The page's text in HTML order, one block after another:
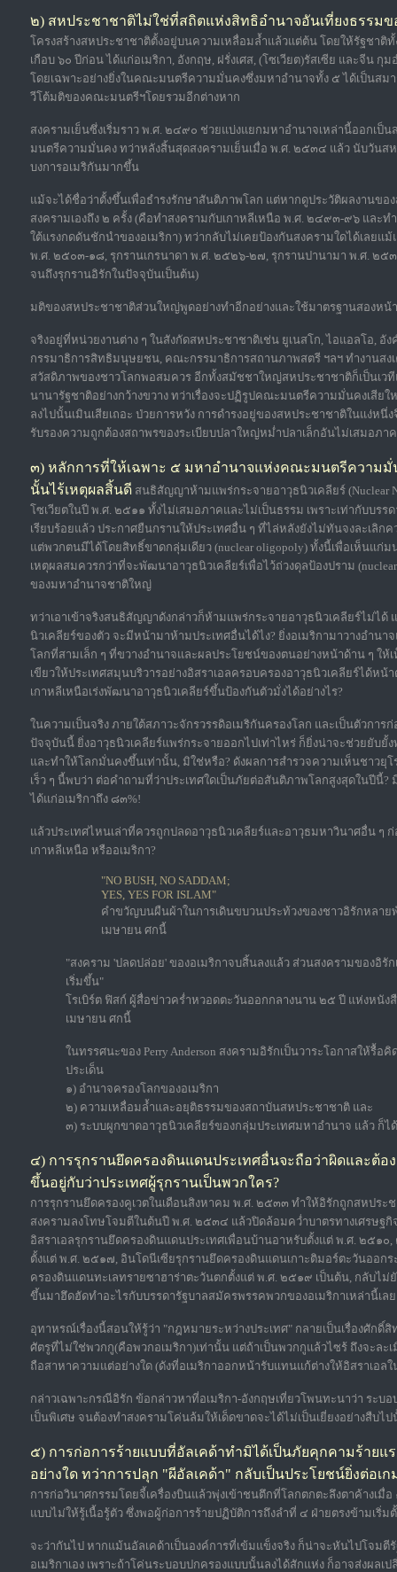
๒) สหประชาชาติไม่ใช่ที่สถิตแห่งสิทธิอำนาจอันเที่ยงธรรมข
โครงสร้างสหประชาชาติตั้งอยู่บนความเหลื่อมล้ำแล้วแต่ต้น โดยให้รัฐชาติ
เกือบ ๖๐ ปีก่อน ได้แก่อเมริกา, อังกฤษ, ฝรั่งเศส, (โซเวียต)รัสเซีย และจีน
โดยเฉพาะอย่างยิ่งในคณะมนตรีความมั่นคงซึ่งมหาอำนาจทั้ง ๕ ได้เป็นส
วีโต้มติของคณะมนตรีฯโดยรวมอีกต่างหาก
สงครามเย็นซึ่งเริ่มราว พ.ศ. ๒๔๙๐ ช่วยแบ่งแยกมหาอำนาจเหล่านี้ออกเป็
มนตรีความมั่นคง ทว่าหลังสิ้นสุดสงครามเย็นเมื่อ พ.ศ. ๒๕๓๔ แล้ว นับวันส
บงการอเมริกันมากขึ้น
แม้จะได้ชื่อว่าตั้งขึ้นเพื่อธำรงรักษาสันติภาพโลก แต่หากดูประวัติผลงานขอ
สงครามเองถึง ๒ ครั้ง (คือทำสงครามกับเกาหลีเหนือ พ.ศ. ๒๔๙๓-๙๖ และ
ใต้แรงกดดันชักนำของอเมริกา) ทว่ากลับไม่เคยป้องกันสงครามใดได้เลยแ
พ.ศ. ๒๕๐๓-๑๘, รุกรานเกรนาดา พ.ศ. ๒๕๒๖-๒๗, รุกรานปานามา พ.ศ. ๒๕
จนถึงรุกรานอิรักในปัจจุบันเป็นต้น)
มติของสหประชาชาติส่วนใหญ่พูดอย่างทำอีกอย่างและใช้มาตรฐานสองหน้
จริงอยู่ที่หน่วยงานต่าง ๆ ในสังกัดสหประชาชาติเช่น ยูเนสโก, ไอแอลโอ,
กรรมาธิการสิทธิมนุษยชน, คณะกรรมาธิการสถานภาพสตรี ฯลฯ ทำงานสง
สวัสดิภาพของชาวโลกพอสมควร อีกทั้งสมัชชาใหญ่สหประชาชาติก็เป็นเว
นานารัฐชาติอย่างกว้างขวาง ทว่าเรื่องจะปฏิรูปคณะมนตรีความมั่นคงเสีย
ลงไปนั้นเมินเสียเถอะ ป่วยการหวัง การดำรงอยู่ของสหประชาชาติในแง่หนึ่
รับรองความถูกต้องสถาพรของระเบียบปลาใหญ่หม่ำปลาเล็กอันไม่เสมอภา
๓) หลักการที่ให้เฉพาะ ๕ มหาอำนาจแห่งคณะมนตรีความมั่
นั้นไร้เหตุผลสิ้นดี สนธิสัญญาห้ามแพร่กระจายอาวุธนิวเคลียร์ (Nuclear
โซเวียตในปี พ.ศ. ๒๕๑๑ ทั้งไม่เสมอภาคและไม่เป็นธรรม เพราะเท่ากับบร
เรียบร้อยแล้ว ประกาศยืนกรานให้ประเทศอื่น ๆ ที่ไล่หลังยังไม่ทันจงละเลิ
แต่พวกตนมีได้โดยสิทธิ์ขาดกลุ่มเดียว (nuclear oligopoly) ทั้งนี้เพื่อเห็นแก่
เหตุผลสมควรกว่าที่จะพัฒนาอาวุธนิวเคลียร์เพื่อไว้ถ่วงดุลป้องปราม
ของมหาอำนาจชาติใหญ่
ทว่าเอาเข้าจริงสนธิสัญญาดังกล่าวก็ห้ามแพร่กระจายอาวุธนิวเคลียร์ไม่ได้
นิวเคลียร์ของตัว จะมีหน้ามาห้ามประเทศอื่นได้ไง? ยิ่งอเมริกามาวางอำน
โลกที่สามเล็ก ๆ ที่ขวางอำนาจและผลประโยชน์ของตนอย่างหน้าด้าน ๆ ใ
เขียวให้ประเทศสมุนบริวารอย่างอิสราเอลครอบครองอาวุธนิวเคลียร์ได้หน้
เกาหลีเหนือเร่งพัฒนาอาวุธนิวเคลียร์ขึ้นป้องกันตัวมั่งได้อย่างไร?
ในความเป็นจริง ภายใต้สภาวะจักรวรรดิอเมริกันครองโลก และเป็นตัวก
ปัจจุบันนี้ ยิ่งอาวุธนิวเคลียร์แพร่กระจายออกไปเท่าไหร่ ก็ยิ่งน่าจะช่วยยับยั้
และทำให้โลกมั่นคงขึ้นเท่านั้น, มิใช่หรือ? ดังผลการสำรวจความเห็นชาว
เร็ว ๆ นี้พบว่า ต่อคำถามที่ว่าประเทศใดเป็นภัยต่อสันติภาพโลกสูงสุดในปีนี้?
ได้แก่อเมริกาถึง ๘๓%!
แล้วประเทศไหนเล่าที่ควรถูกปลดอาวุธนิวเคลียร์และอาวุธมหาวินาศอื่น ๆ
เกาหลีเหนือ หรืออเมริกา?
"NO BUSH, NO SADDAM;
YES, YES FOR ISLAM"
คำขวัญบนผืนผ้าในการเดินขบวนประท้วงของชาวอิรักหลา
เมษายน ศกนี้
"สงคราม 'ปลดปล่อย' ของอเมริกาจบสิ้นลงแล้ว ส่วนสงครามของอิรั
เริ่มขึ้น"
โรเบิร์ต ฟิสก์ ผู้สื่อข่าวคร่ำหวอดตะวันออกกลางนาน ๒๕ ปี แห่งหนัง
เมษายน ศกนี้
ในทรรศนะของ Perry Anderson สงครามอิรักเป็นวาระโอกาสให้รื้อ
ประเด็น
๑) อำนาจครองโลกของอเมริกา
๒) ความเหลื่อมล้ำและอยุติธรรมของสถาบันสหประชาชาติ และ
๓) ระบบผูกขาดอาวุธนิวเคลียร์ของกลุ่มประเทศมหาอำนาจ แล้ว ก็ไ
๔) การรุกรานยึดครองดินแดนประเทศอื่นจะถือว่าผิดและต้อ
ขึ้นอยู่กับว่าประเทศผู้รุกรานเป็นพวกใคร?
การรุกรานยึดครองคูเวตในเดือนสิงหาคม พ.ศ. ๒๕๓๓ ทำให้อิรักถูกสหประ
สงครามลงโทษโจมตีในต้นปี พ.ศ. ๒๕๓๔ แล้วปิดล้อมคว่ำบาตรทางเศรษฐ
อิสราเอลรุกรานยึดครองดินแดนประเทศเพื่อนบ้านอาหรับตั้งแต่ พ.ศ. ๒๕๑
ตั้งแต่ พ.ศ. ๒๕๑๗, อินโดนีเซียรุกรานยึดครองดินแดนเกาะติมอร์ตะวันออ
ครองดินแดนทะเลทรายซาฮาร่าตะวันตกตั้งแต่ พ.ศ. ๒๕๑๙ เป็นต้น, กลับ
ขึ้นมาฮึดฮัดทำอะไรกับบรรดารัฐบาลสมัครพรรคพวกของอเมริกาเหล่านี้เลย
อุทาหรณ์เรื่องนี้สอนให้รู้ว่า "กฎหมายระหว่างประเทศ" กลายเป็นเรื่องศักดิ์
ศัตรูที่ไม่ใช่พวกกู(คือพวกอเมริกา)เท่านั้น แต่ถ้าเป็นพวกกูแล้วไซร้ ถึงจะ
ถือสาหาความแต่อย่างใด (ดังที่อเมริกาออกหน้ารับแทนแก้ต่างให้อิสราเอล
กล่าวเฉพาะกรณีอิรัก ข้อกล่าวหาที่อเมริกา-อังกฤษเที่ยวโพนทะนาว่า ระบ
เป็นพิเศษ จนต้องทำสงครามโค่นล้มให้เด็ดขาดจะได้ไม่เป็นเยี่ยงอย่างสืบไ
๕) การก่อการร้ายแบบที่อัลเคด้าทำมิได้เป็นภัยคุกคามร้ายแ
อย่างใด ทว่าการปลุก "ผีอัลเคด้า" กลับเป็นประโยชน์ยิ่งต่อเก
การก่อวินาศกรรมโดยจี้เครื่องบินแล้วพุ่งเข้าชนตึกที่โลกตกตะลึงตาค้างเ
แบบไม่ให้รู้เนื้อรู้ตัว ซึ่งพอผู้ก่อการร้ายปฏิบัติการถึงลำที่ ๔ ฝ่ายตรงข้ามเริ่
จะว่ากันไป หากแม้นอัลเคด้าเป็นองค์การที่เข้มแข็งจริง ก็น่าจะหันไปโจมตี
อเมริกาเอง เพราะถ้าโค่นระบอบปกครองแบบนั้นลงได้สักแห่ง ก็อาจส่งผล